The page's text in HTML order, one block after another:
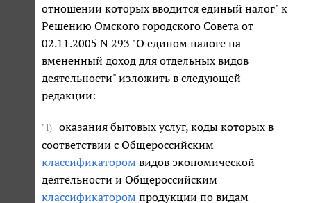
отношении которых вводится единый налог" к
Решению Омского городского Совета от
02.11.2005 N 293 "О едином налоге на
вмененный доход для отдельных видов
деятельности" изложить в следующей
редакции:
"1)
оказания бытовых услуг, коды которых в
соответствии с Общероссийским
классификатором видов экономической
деятельности и Общероссийским
классификатором продукции по видам